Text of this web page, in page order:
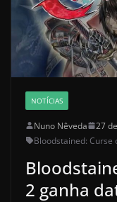
NOTÍCIAS
Nuno Nêveda
27
Bloodstained: Curse
2 ganha